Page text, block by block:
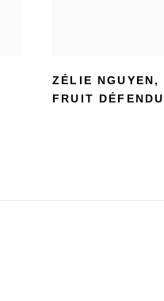
ZÉLIE NGUYEN ,
FRUIT DÉFENDU